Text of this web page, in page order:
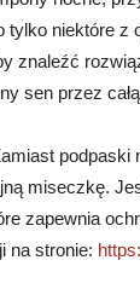
tylko niektóre z
znaleźć
sen przez
podpaski
miseczkę.
zapewnia
na stronie: